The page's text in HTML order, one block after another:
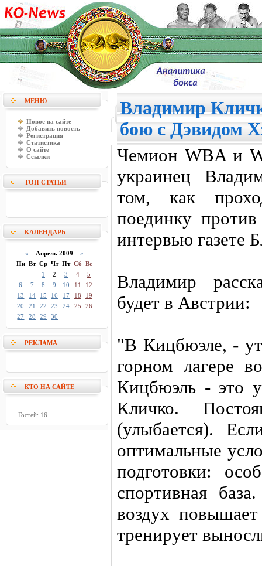
МЕНЮ
Новое на сайте
Добавить новость
Регистрация
Статистика
О сайте
Ссылки
ТОП СТАТЬИ
КАЛЕНДАРЬ
« Апрель 2009 »
Пн Вт Ср Чт Пт Сб Вс
1
2 3 4
5
6
7 8 9 10 11
12
13
14 15 16 17 18
19
20
21 22 23 24 25
26
27
28 29 30
РЕКЛАМА
КТО НА САЙТЕ
Гостей: 16
Владимир
бою с Дэвидом
Чемион WBA и
украинец
том, как
поединку
интервью газете
Владимир
будет в Австрии:
"В Кицбюэле, -
горном лагере
Кицбюэль - это
Кличко.
(улыбается).
оптимальные
подготовки:
спортивная
воздух
тренирует